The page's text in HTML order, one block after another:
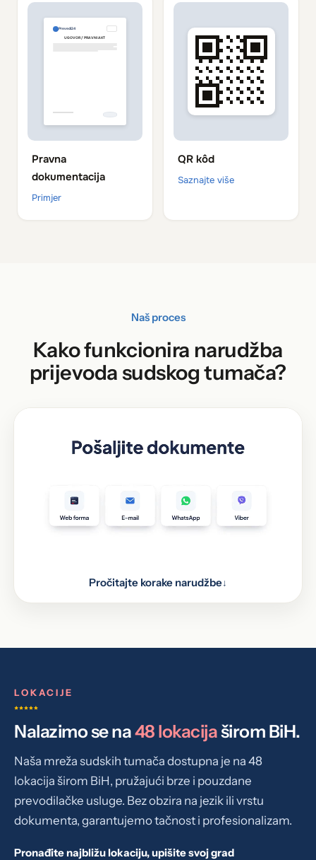
Prevedi24
UGOVOR / PRAVNI AKT
Pravna
dokumentacija
Primjer
QR kôd
Saznajte više
Naš proces
Kako funkcionira narudžba
prijevoda sudskog tumača?
Pročitajte korake narudžbe↓
jednu od 48 lokacija u BiH.
3 Prijevod je spreman
LOKACIJE
Nalazimo se na48 lokacijaširom BiH.
Naša mreža sudskih tumača dostupna je na 48
lokacija širom BiH, pružajući brze i pouzdane
prevodilačke usluge. Bez obzira na jezik ili vrstu
dokumenta, garantujemo tačnost i profesionalizam.
Pronađite najbližu lokaciju, upišite svoj grad